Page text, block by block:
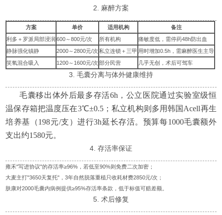
2. 麻醉方案
方案 单价 适用机构
备注
利多＋罗派局部浸润 600～800元/次 所有机构
痛敏度低，需停药48h防出血
静脉强化镇静
2000～2800元/次 私立连锁＋三甲 用时增加0.5h，需麻醉医生主导
笑氧混合吸入
1200～1600元/次 部分民营 几乎无创，术后可驾车
3. 毛囊分离与体外健康维持
毛囊移出体外后最多存活6h，公立医院通过实验室级恒
温保存箱把温度压在3℃±0.5；私立机构则多用韩国Acell再生
培养基（198元/支）进行3h延长存活。预算每1000毛囊额外
支出约1580元。
4. 存活率保证
雍禾"写进协议"的存活率≥96%，若低至90%则免费二次加密；
大麦主打"3650天复托"，3年自然脱落重植只收耗材费2850元/次；
肤康对2000毛囊内病例提供≥95%存活率条款，低于标值可赔差额。
5. 术后修复